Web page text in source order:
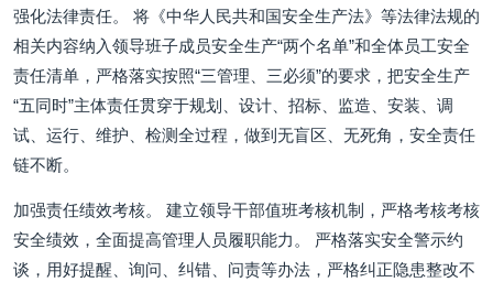
强化法律责任。 将《中华人民共和国安全生产法》等法律法规的
相关内容纳入领导班子成员安全生产“两个名单”和全体员工安全
责任清单，严格落实按照“三管理、三必须”的要求，把安全生产
“五同时”主体责任贯穿于规划、设计、招标、监造、安装、调
试、运行、维护、检测全过程，做到无盲区、无死角，安全责任
链不断。
加强责任绩效考核。 建立领导干部值班考核机制，严格考核考核
安全绩效，全面提高管理人员履职能力。 严格落实安全警示约
谈，用好提醒、询问、纠错、问责等办法，严格纠正隐患整改不